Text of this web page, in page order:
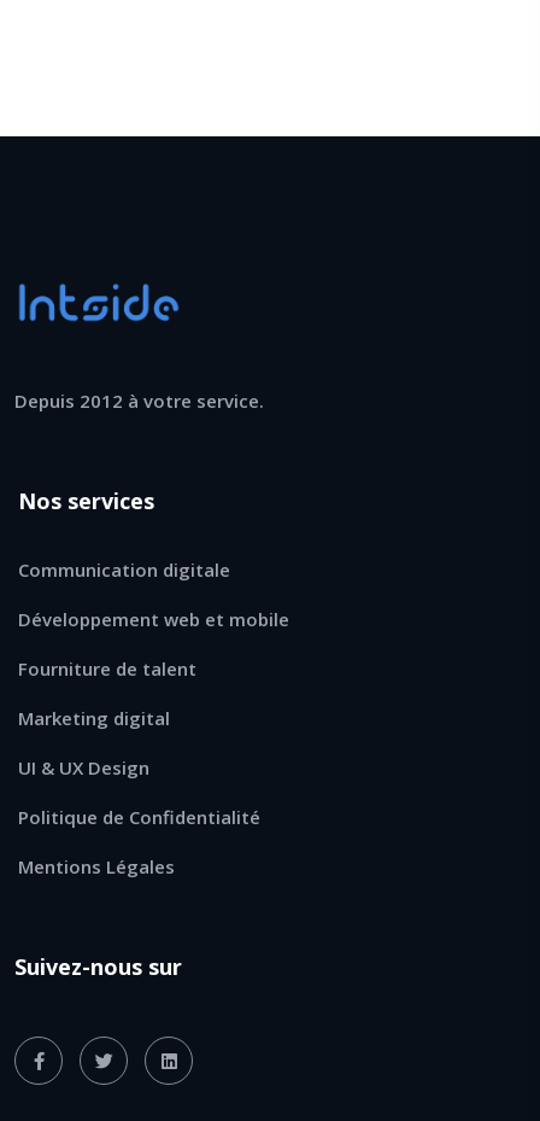
Depuis 2012 à votre service.
Nos services
Communication digitale
Développement web et mobile
Fourniture de talent
Marketing digital
UI & UX Design
Politique de Confidentialité
Mentions Légales
Suivez-nous sur